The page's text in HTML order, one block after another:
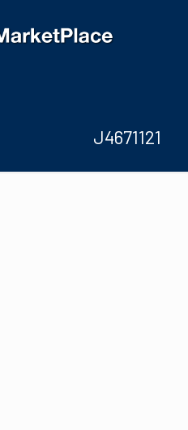
J4671121